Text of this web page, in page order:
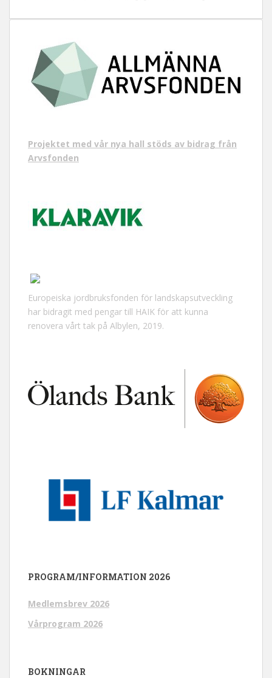
Projektet med vår nya hall stöds av bidrag från
Arvsfonden
Europeiska jordbruksfonden för landskapsutveckling
har bidragit med pengar till HAIK för att kunna
renovera vårt tak på Albylen, 2019.
PROGRAM/INFORMATION 2026
Medlemsbrev 2026
Vårprogram 2026
BOKNINGAR